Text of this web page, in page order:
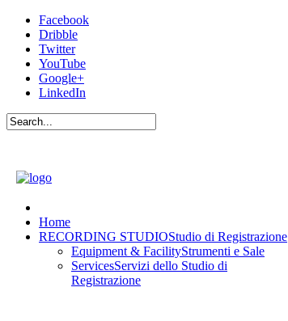
Facebook
Dribble
Twitter
YouTube
Google+
LinkedIn
Home
RECORDING STUDIOStudio di Registrazione
Equipment & FacilityStrumenti e Sale
ServicesServizi dello Studio di
Registrazione